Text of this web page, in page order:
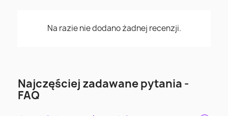
Na razie nie dodano żadnej recenzji.
Najczęściej zadawane pytania -
FAQ